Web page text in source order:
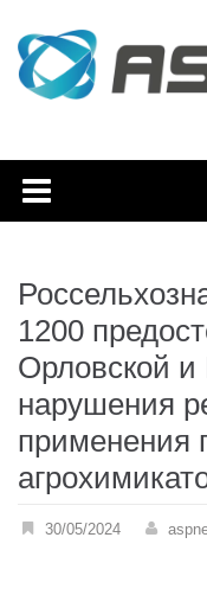
content
1200
Орловской и
нарушения
применения
30/05/2024